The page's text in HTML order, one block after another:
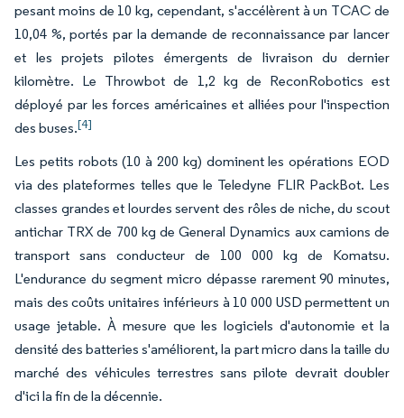
pesant moins de 10 kg, cependant, s'accélèrent à un TCAC de
10,04 %, portés par la demande de reconnaissance par lancer
et les projets pilotes émergents de livraison du dernier
kilomètre. Le Throwbot de 1,2 kg de ReconRobotics est
déployé par les forces américaines et alliées pour l'inspection
des buses.[4]
Les petits robots (10 à 200 kg) dominent les opérations EOD
via des plateformes telles que le Teledyne FLIR PackBot. Les
classes grandes et lourdes servent des rôles de niche, du scout
antichar TRX de 700 kg de General Dynamics aux camions de
transport sans conducteur de 100 000 kg de Komatsu.
L'endurance du segment micro dépasse rarement 90 minutes,
mais des coûts unitaires inférieurs à 10 000 USD permettent un
usage jetable. À mesure que les logiciels d'autonomie et la
densité des batteries s'améliorent, la part micro dans la taille du
marché des véhicules terrestres sans pilote devrait doubler
d'ici la fin de la décennie.